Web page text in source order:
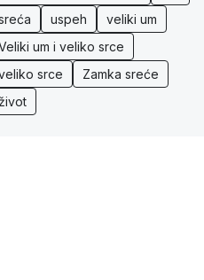
uspeh
veliki um
um i veliko srce
srce
Zamka sreće
život